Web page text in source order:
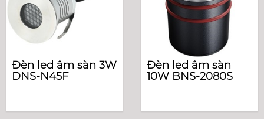
Đèn led âm sàn 3W
DNS-N45F
Đèn led âm sàn
10W BNS-2080S